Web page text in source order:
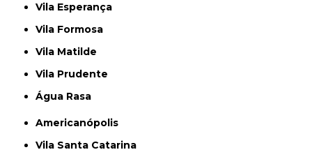
Vila Esperança
Vila Formosa
Vila Matilde
Vila Prudente
Água Rasa
Americanópolis
Vila Santa Catarina